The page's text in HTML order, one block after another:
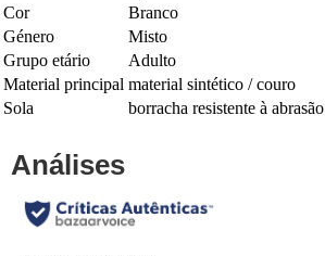
Cor
Branco
Género
Misto
Grupo etário
Adulto
Material principal material sintético / couro
Sola
borracha resistente à abrasão